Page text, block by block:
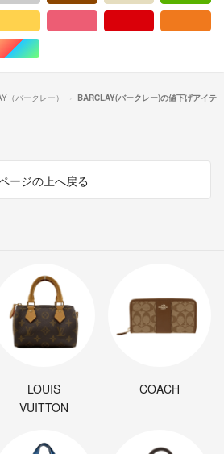
ルド/金色系マルチカラー
（バークレー）
BARCLAY(バークレー)の値下げアイテ
ージの上へ戻る
LOUIS
VUITTON
COACH